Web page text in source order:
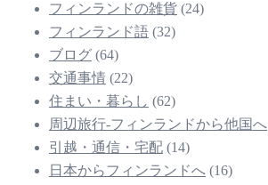
フィンランドの雑貨 (24)
フィンランド語 (32)
ブログ (64)
交通事情 (22)
住まい・暮らし (62)
周辺旅行-フィンランドから他国へ
引越・通信・宅配 (14)
日本からフィンランドへ (16)